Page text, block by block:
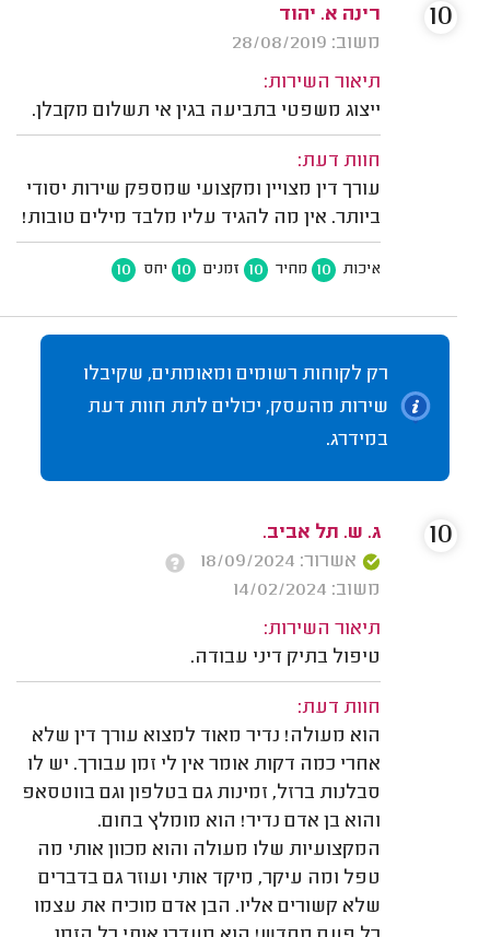
רינה א. יהוד
משוב: 28/08/2019
תיאור השירות:
ייצוג משפטי בתביעה בגין אי תשלום מקבלן.
חוות דעת:
עורך דין מצויין ומקצועי שמספק שירות יסודי
ביותר. אין מה להגיד עליו מלבד מילים טובות!
איכות 10 מחיר 10 זמנים 10 יחס 10
10
רק לקוחות רשומים ומאומתים, שקיבלו
שירות מהעסק, יכולים לתת חוות דעת
במידרג.
ג. ש. תל אביב.
אשרור: 18/09/2024
משוב: 14/02/2024
תיאור השירות:
טיפול בתיק דיני עבודה.
חוות דעת:
הוא מעולה! נדיר מאוד למצוא עורך דין שלא
אחרי כמה דקות אומר אין לי זמן עבורך. יש לו
סבלנות ברזל, זמינות גם בטלפון וגם בווטסאפ
והוא בן אדם נדיר! הוא מומלץ בחום.
המקצועיות שלו מעולה והוא מכוון אותי מה
טפל ומה עיקר, מיקד אותי ועוזר גם בדברים
שלא קשורים אליו. הבן אדם מוכיח את עצמו
10